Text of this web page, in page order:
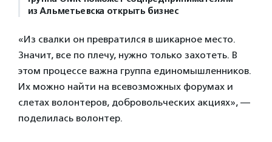
из Альметьевска открыть бизнес
«Из свалки он превратился в шикарное место.
Значит, все по плечу, нужно только захотеть. В
этом процессе важна группа единомышленников.
Их можно найти на всевозможных форумах и
слетах волонтеров, добровольческих акциях», —
поделилась волонтер.